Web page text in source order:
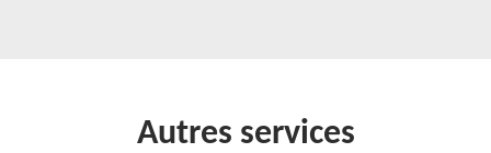
Autres services